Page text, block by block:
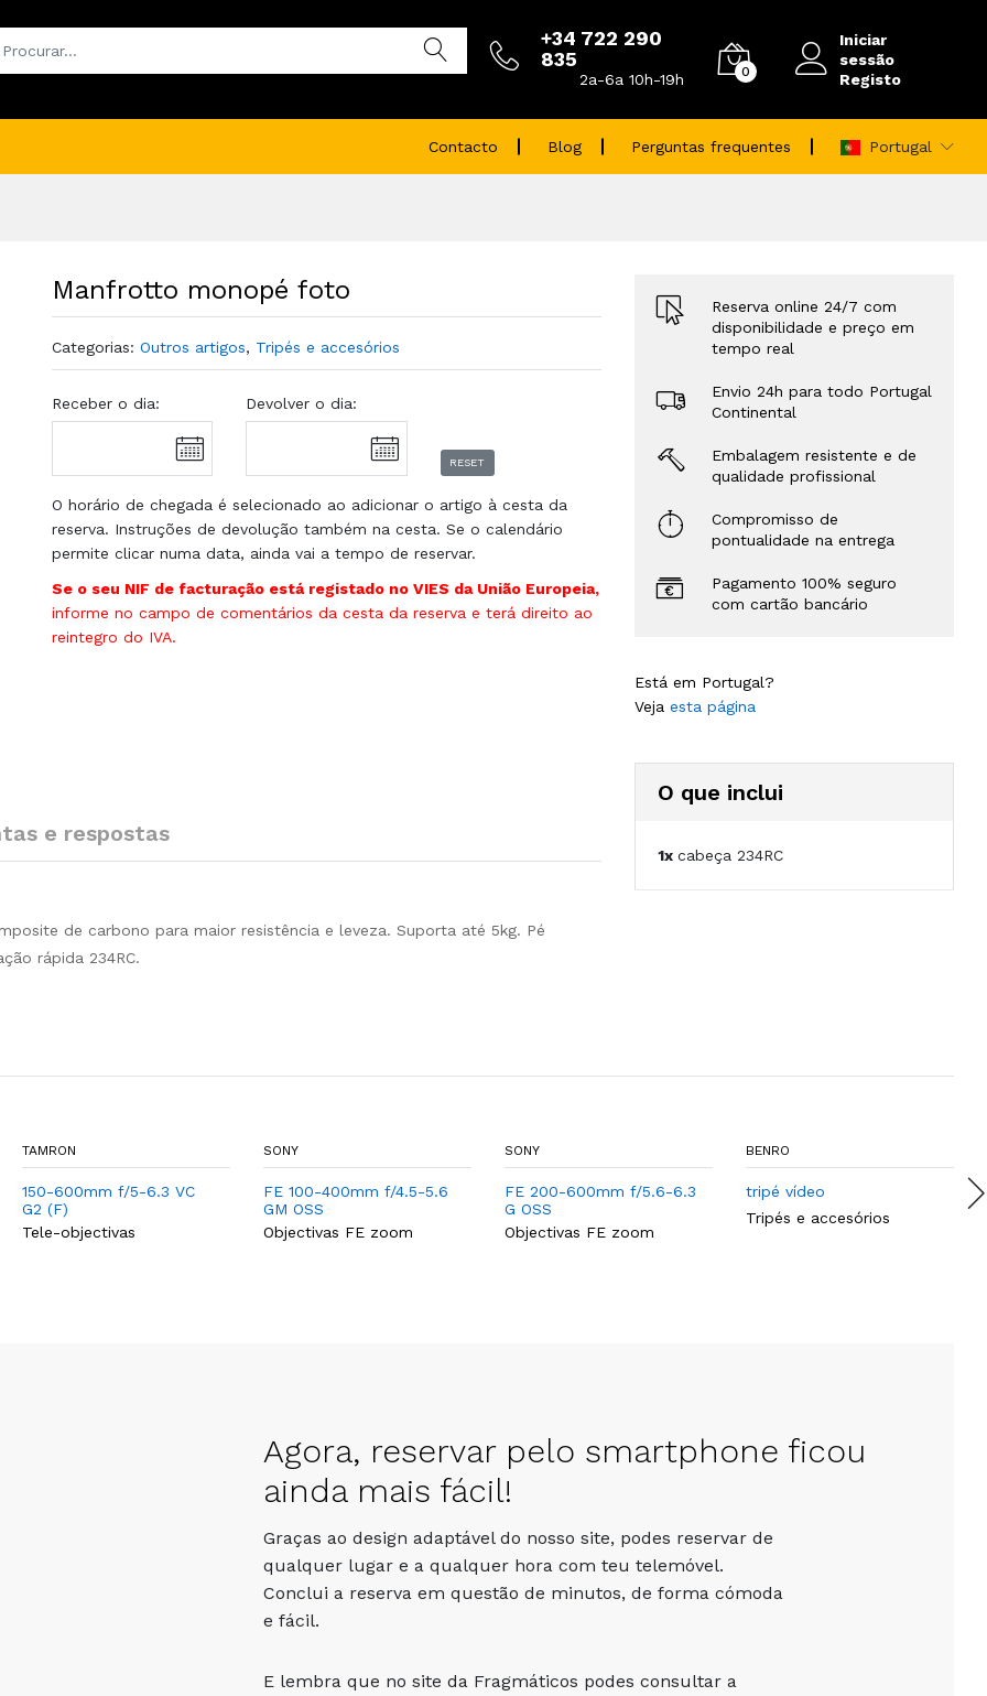
+34 722 290
835
2a-6a 10h-19h 0
Iniciar
sessão
Registo
Contacto Blog Perguntas frequentes Portugal
Manfrotto monopé foto
Categorias: Outros artigos, Tripés e accesórios
Receber o dia: Devolver o dia:
RESET
O horário de chegada é selecionado ao adicionar o artigo à cesta da
reserva. Instruções de devolução também na cesta. Se o calendário
permite clicar numa data, ainda vai a tempo de reservar.
Se o seu NIF de facturação está registado no VIES da União Europeia,
informe no campo de comentários da cesta da reserva e terá direito ao
reintegro do IVA.
e respostas
de carbono para maior resistência e leveza. Suporta até 5kg. Pé
rápida 234RC.
Reserva online 24/7 com
disponibilidade e preço em
tempo real
Envio 24h para todo Portugal
Continental
Embalagem resistente e de
qualidade profissional
Compromisso de
pontualidade na entrega
Pagamento 100% seguro
com cartão bancário
Está em Portugal?
Veja esta página
O que inclui
1x cabeça 234RC
TAMRON
150-600mm f/5-6.3 VC
G2 (F)
Tele-objectivas
SONY
FE 100-400mm f/4.5-5.6
GM OSS
Objectivas FE zoom
SONY
FE 200-600mm f/5.6-6.3
G OSS
Objectivas FE zoom
BENRO
tripé vídeo
Tripés e accesórios
Agora, reservar pelo smartphone ficou
ainda mais fácil!
Graças ao design adaptável do nosso site, podes reservar de
qualquer lugar e a qualquer hora com teu telemóvel.
Conclui a reserva em questão de minutos, de forma cómoda
e fácil.
E lembra que no site da Fragmáticos podes consultar a